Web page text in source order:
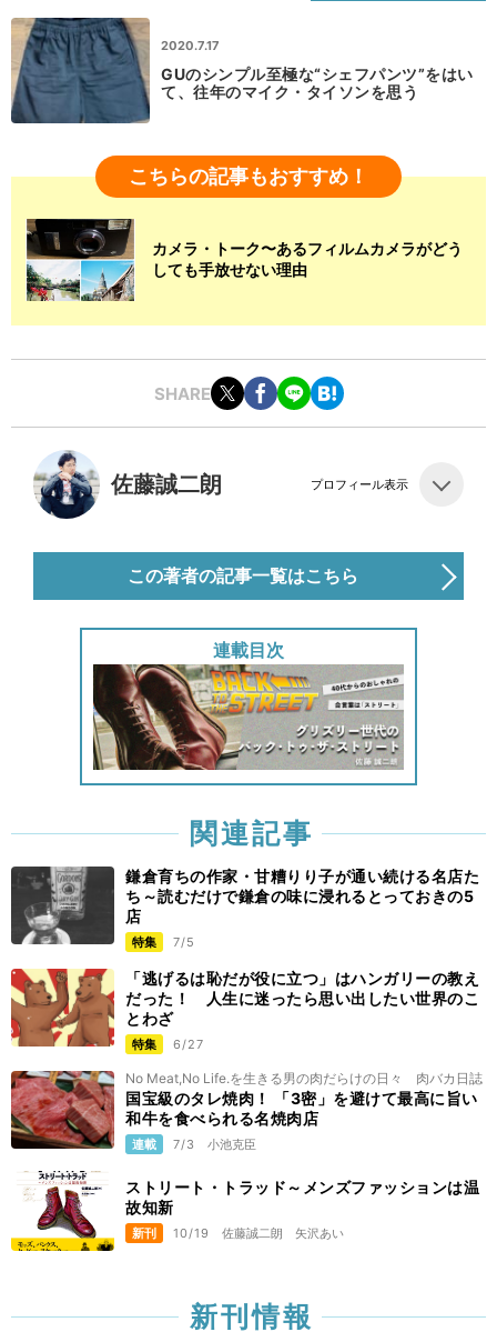
2020.7.17
GUのシンプル至極な“シェフパンツ”をはい
て、往年のマイク・タイソンを思う
こちらの記事もおすすめ！
カメラ・トーク〜あるフィルムカメラがどう
しても手放せない理由
SHARE
佐藤誠二朗 プロフィール表示
この著者の記事一覧はこちら
連載目次
関連記事
鎌倉育ちの作家・甘糟りり子が通い続ける名店た
ち～読むだけで鎌倉の味に浸れるとっておきの5
店
特集 7/5
「逃げるは恥だが役に立つ」はハンガリーの教え
だった！ 人生に迷ったら思い出したい世界のこ
とわざ
特集 6/27
No Meat,No Life.を生きる男の肉だらけの日々 肉バカ日誌
国宝級のタレ焼肉！ 「3密」を避けて最高に旨い
和牛を食べられる名焼肉店
連載 7/3 小池克臣
ストリート・トラッド～メンズファッションは温
故知新
新刊 10/19 佐藤誠二朗 矢沢あい
新刊情報